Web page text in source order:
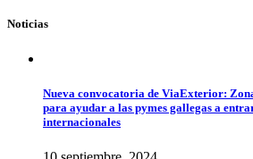
Noticias
Nueva convocatoria de ViaExterior:
para ayudar a las pymes gallegas a
internacionales